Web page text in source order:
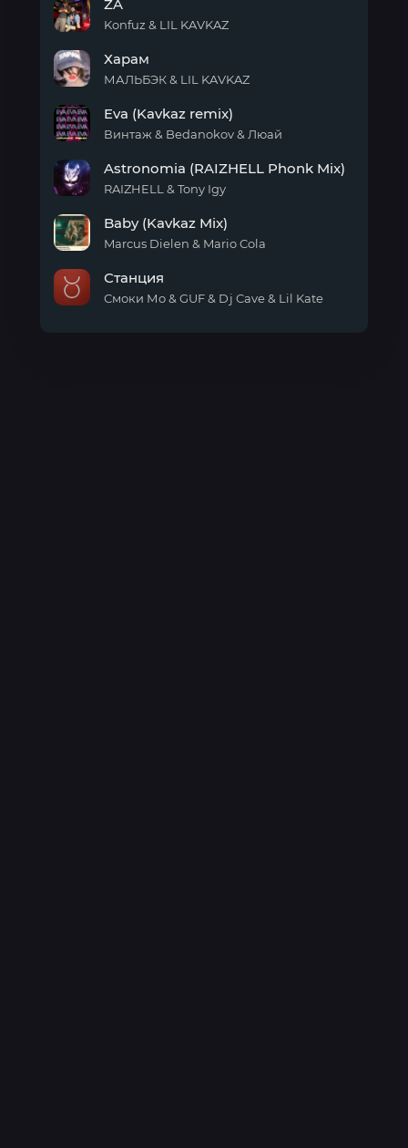
ли
быть
ZA
Konfuz & LIL KAVKAZ
Харам
МАЛЬБЭК & LIL KAVKAZ
(Kavkaz
remix)
Eva (Kavkaz remix)
Винтаж & Bedanokov & Люай
(RAIZHELL
Phonk
Astronomia (RAIZHELL Phonk Mix)
RAIZHELL & Tony Igy
(Kavkaz
Mix)
Baby (Kavkaz Mix)
Marcus Dielen & Mario Cola
Станция
Смоки Мо & GUF & Dj Cave & Lil Kate